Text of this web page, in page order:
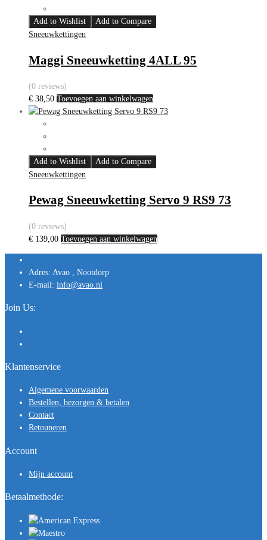
Add to Wishlist
Add to Compare
Sneeuwkettingen
Maggi Sneeuwketting 4ALL 95
(0 reviews)
€ 38,50 Toevoegen aan winkelwagen
Add to Wishlist
Add to Compare
Sneeuwkettingen
Pewag Sneeuwketting Servo 9 RS9 73
(0 reviews)
€ 139,00 Toevoegen aan winkelwagen
Adres: Avao , Nootdorp
E-mail: info@avao.nl
Join Us:
Klantenservice
Algemene voorwaarden
Bestellen, bezorgen & betalen
Contact
Retouneren
Account
Mijn account
Betaalmethode: